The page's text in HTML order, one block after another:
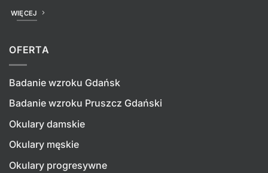
WIĘCEJ
OFERTA
Badanie wzroku Gdańsk
Badanie wzroku Pruszcz Gdański
Okulary damskie
Okulary męskie
Okulary progresywne